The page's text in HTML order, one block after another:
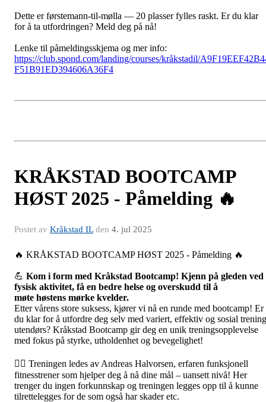
Dette er førstemann-til-mølla — 20 plasser fylles raskt. Er du klar
for å ta utfordringen? Meld deg på nå!
Lenke til påmeldingsskjema og mer info:
https://club.spond.com/landing/courses/kråkstadil/
F51B91ED394606A36F4
KRÅKSTAD BOOTCAMP
HØST 2025 - Påmelding 🔥
Postet av Kråkstad ILden 4. jul 2025
🔥 KRÅKSTAD BOOTCAMP HØST 2025 - Påmelding 🔥
💪 Kom i form med Kråkstad Bootcamp! Kjenn på gleden ved
fysisk aktivitet, få en bedre helse og overskudd til å
møte høstens mørke kvelder.
Etter vårens store suksess, kjører vi nå en runde med bootcamp! Er
du klar for å utfordre deg selv med variert, effektiv og sosial trening
utendørs? Kråkstad Bootcamp gir deg en unik treningsopplevelse
med fokus på styrke, utholdenhet og bevegelighet!
🏋️‍♂️ Treningen ledes av Andreas Halvorsen, erfaren funksjonell
fitnesstrener som hjelper deg å nå dine mål – uansett nivå! Her
trenger du ingen forkunnskap og treningen legges opp til å kunne
tilrettelegges for de som også har skader etc.